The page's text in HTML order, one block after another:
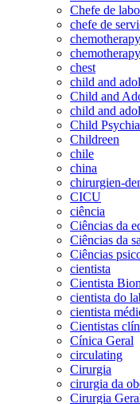
Chefe de
chefe de
chemotherapy
chest
child and
Child and
child and
Child
Childreen
chile
china
chirurgien-
CICU
ciência
Ciências da
Ciências da
Ciências
cientista
Cientista
cientista do
cientista
Cientistas
Cínica Geral
circulating
Cirurgia
cirurgia da
Cirurgia